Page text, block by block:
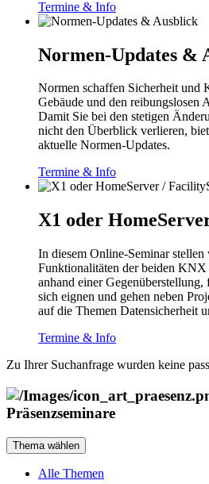
Termine & Info
Normen-Updates &
Normen schaffen Sicherheit und
Gebäude und den reibungslosen
Damit Sie bei den stetigen
nicht den Überblick verlieren,
aktuelle Normen-Updates.
Termine & Info
X1 oder
In diesem Online-Seminar
Funktionalitäten der beiden KNX
anhand einer
sich eignen und gehen neben
auf die Themen Datensicherheit
Termine & Info
Zu Ihrer Suchanfrage wurden keine
Präsenzseminare
Thema wählen
Alle Themen